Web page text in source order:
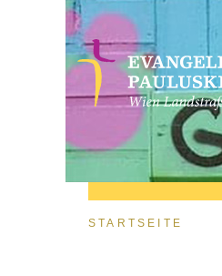
Direkt zum Inhalt
Sie sind hier
STARTSEITE